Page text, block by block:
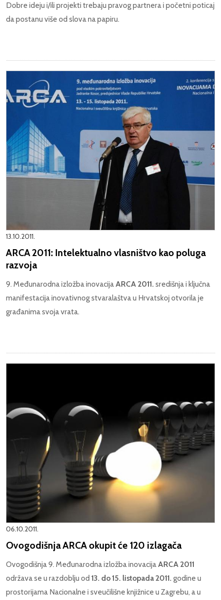
Dobre ideju i/ili projekti trebaju pravog partnera i početni poticaj
da postanu više od slova na papiru.
13.10.2011.
ARCA 2011: Intelektualno vlasništvo kao poluga
razvoja
9. Međunarodna izložba inovacijaARCA 2011. središnja i ključna
manifestacija inovativnog stvaralaštva u Hrvatskoj otvorila je
građanima svoja vrata.
06.10.2011.
Ovogodišnja ARCA okupit će 120 izlagača
Ovogodišnja 9. Međunarodna izložba inovacija ARCA 2011
održava se u razdoblju od 13. do 15. listopada 2011. godine u
prostorijama Nacionalne i sveučilišne knjižnice u Zagrebu, a u